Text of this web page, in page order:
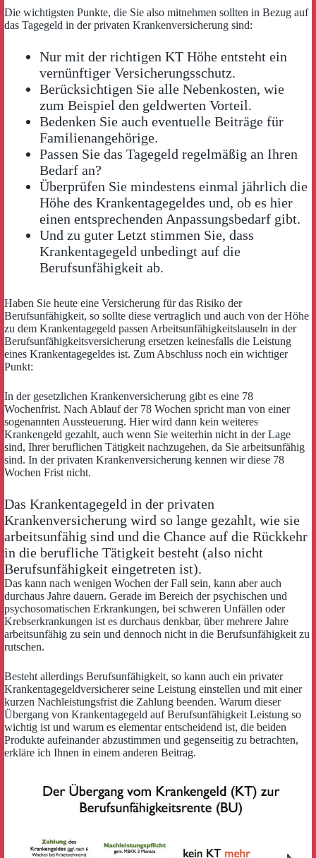
Die wichtigsten Punkte, die Sie also mitnehmen sollten in Bezug auf
das Tagegeld in der privaten Krankenversicherung sind:
Nur mit der richtigen KT Höhe entsteht ein
vernünftiger Versicherungsschutz.
Berücksichtigen Sie alle Nebenkosten, wie
zum Beispiel den geldwerten Vorteil.
Bedenken Sie auch eventuelle Beiträge für
Familienangehörige.
Passen Sie das Tagegeld regelmäßig an Ihren
Bedarf an?
Überprüfen Sie mindestens einmal jährlich die
Höhe des Krankentagegeldes und, ob es hier
einen entsprechenden Anpassungsbedarf gibt.
Und zu guter Letzt stimmen Sie, dass
Krankentagegeld unbedingt auf die
Berufsunfähigkeit ab.
Haben Sie heute eine Versicherung für das Risiko der
Berufsunfähigkeit, so sollte diese vertraglich und auch von der Höhe
zu dem Krankentagegeld passen Arbeitsunfähigkeitslauseln in der
Berufsunfähigkeitsversicherung ersetzen keinesfalls die Leistung
eines Krankentagegeldes ist. Zum Abschluss noch ein wichtiger
Punkt:
In der gesetzlichen Krankenversicherung gibt es eine 78
Wochenfrist. Nach Ablauf der 78 Wochen spricht man von einer
sogenannten Aussteuerung. Hier wird dann kein weiteres
Krankengeld gezahlt, auch wenn Sie weiterhin nicht in der Lage
sind, Ihrer beruflichen Tätigkeit nachzugehen, da Sie arbeitsunfähig
sind. In der privaten Krankenversicherung kennen wir diese 78
Wochen Frist nicht.
Das Krankentagegeld in der privaten
Krankenversicherung wird so lange gezahlt, wie sie
arbeitsunfähig sind und die Chance auf die Rückkehr
in die berufliche Tätigkeit besteht (also nicht
Berufsunfähigkeit eingetreten ist).
Das kann nach wenigen Wochen der Fall sein, kann aber auch
durchaus Jahre dauern. Gerade im Bereich der psychischen und
psychosomatischen Erkrankungen, bei schweren Unfällen oder
Krebserkrankungen ist es durchaus denkbar, über mehrere Jahre
arbeitsunfähig zu sein und dennoch nicht in die Berufsunfähigkeit zu
rutschen.
Besteht allerdings Berufsunfähigkeit, so kann auch ein privater
Krankentagegeldversicherer seine Leistung einstellen und mit einer
kurzen Nachleistungsfrist die Zahlung beenden. Warum dieser
Übergang von Krankentagegeld auf Berufsunfähigkeit Leistung so
wichtig ist und warum es elementar entscheidend ist, die beiden
Produkte aufeinander abzustimmen und gegenseitig zu betrachten,
erkläre ich Ihnen in einem anderen Beitrag.